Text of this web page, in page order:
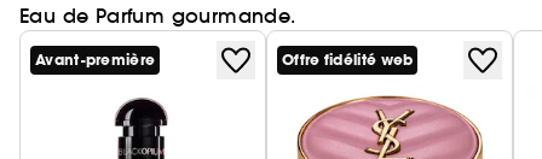
Eau de Parfum gourmande.
Avant-première Offre fidélité web